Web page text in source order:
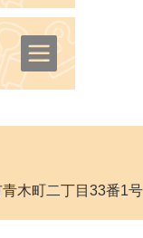
木町二丁目33番